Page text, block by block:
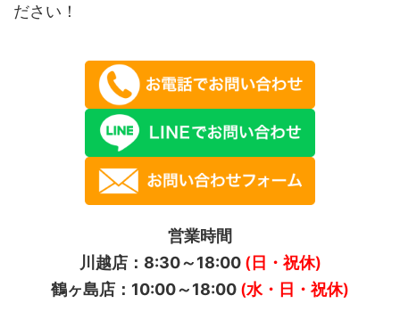
ださい！
営業時間
川越店：8:30～18:00(日・祝休)
鶴ヶ島店：10:00～18:00 (水・日・祝休)